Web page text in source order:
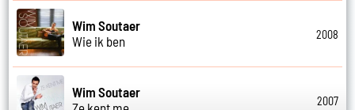
Wim Soutaer
Wie ik ben
2008
Wim Soutaer
2007